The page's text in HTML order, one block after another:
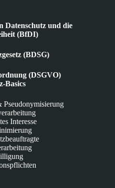
Datenschutz und die
(BfDI)
(BDSG)
(DSGVO)
Basics
Interesse